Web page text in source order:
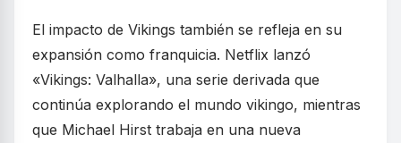
El impacto de Vikings también se refleja en su
expansión como franquicia. Netflix lanzó
«Vikings: Valhalla», una serie derivada que
continúa explorando el mundo vikingo, mientras
que Michael Hirst trabaja en una nueva